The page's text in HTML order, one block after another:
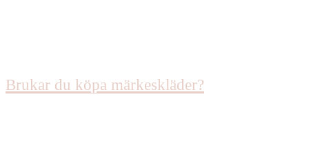
Brukar du köpa märkeskläder?